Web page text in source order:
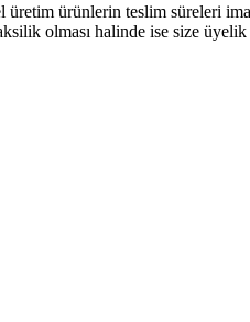
ürünlerin teslim süreleri
olması halinde ise size